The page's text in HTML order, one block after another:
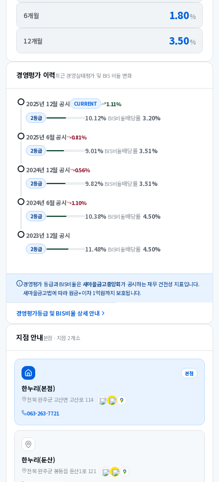
6개월 1.80%
12개월 3.50%
경영평가 이력최근 경영실태평가 및 BIS 비율 변화
2025년 12월 공시 CURRENT 1.11%
2등급 10.12% BIS비율배당률 3.20%
2025년 6월공시 0.81%
2등급 9.01% BIS비율배당률 3.51%
2024년 12월 공시 0.56%
2등급 9.82% BIS비율배당률 3.51%
2024년 6월공시 1.10%
2등급 10.38% BIS비율배당률 4.50%
2023년 12월 공시
2등급 11.48% BIS비율배당률 4.50%
경영평가 등급과 BIS비율은 새마을금고중앙회가 공시하는 재무 건전성 지표입니다.
새마을금고법에 따라 원금+이자 1억원까지 보호됩니다.
경영평가등급 및 BIS비율 상세 안내
지점 안내본점 · 지점 2개소
본점
한누리(본점)
전북 완주군 고산면 고산로 114
063-263-7721
한누리(둔산)
전북 완주군 봉동읍 둔산1로 121